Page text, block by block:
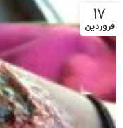
17
فروردین